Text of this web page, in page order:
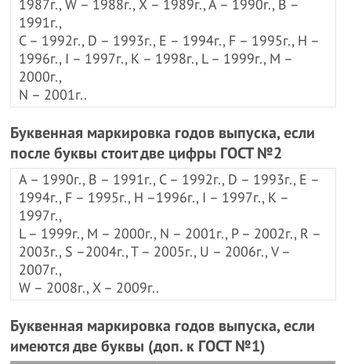
1987г., W – 1988г., Х – 1989г., А – 1990г., B –
1991г.,
С – 1992г., D – 1993г., Е – 1994г., F – 1995г., Н –
1996г., I – 1997г., К – 1998г., L – 1999г., М –
2000г.,
N – 2001г..
Буквенная маркировка годов выпуска, если
после буквы стоит две цифры ГОСТ №2
А – 1990г., B – 1991г., С – 1992г., D – 1993г., Е –
1994г., F – 1995г., Н –1996г., I – 1997г., К –
1997г.,
L – 1999г., М – 2000г., N – 2001г., Р – 2002г., R –
2003г., S –2004г., Т – 2005г., U – 2006г., V –
2007г.,
W – 2008г., X – 2009г..
Буквенная маркировка годов выпуска, если
имеются две буквы (доп. к ГОСТ №1)